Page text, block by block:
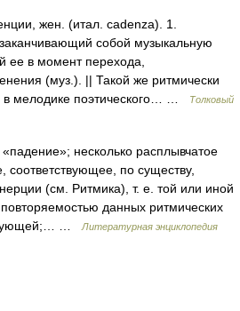
жен. (итал. cadenza). 1.
собой музыкальную
ее в момент перехода,
(муз.). || Такой же ритмически
мелодике поэтического… …
Толковый
несколько расплывчатое
соответствующее, по существу,
(см. Ритмика), т. е. той или иной
данных ритмических
…
Литературная энциклопедия